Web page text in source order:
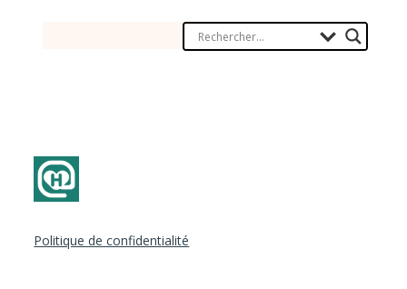
Politique de confidentialité